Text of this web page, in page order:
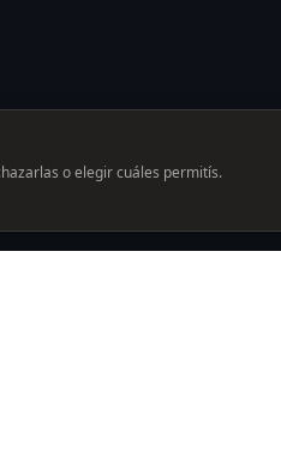
o elegir cuáles permitís.